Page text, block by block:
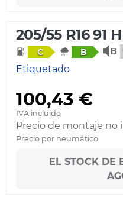
205/55 R16 91 H
C B
Etiquetado
100,43 €
IVA incluido
Precio de montaje no
Precio por neumático
EL STOCK DE